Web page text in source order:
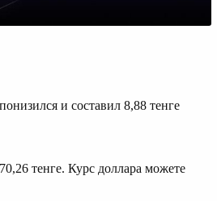
и составил 8,88 тенге
тенге. Курс доллара можете